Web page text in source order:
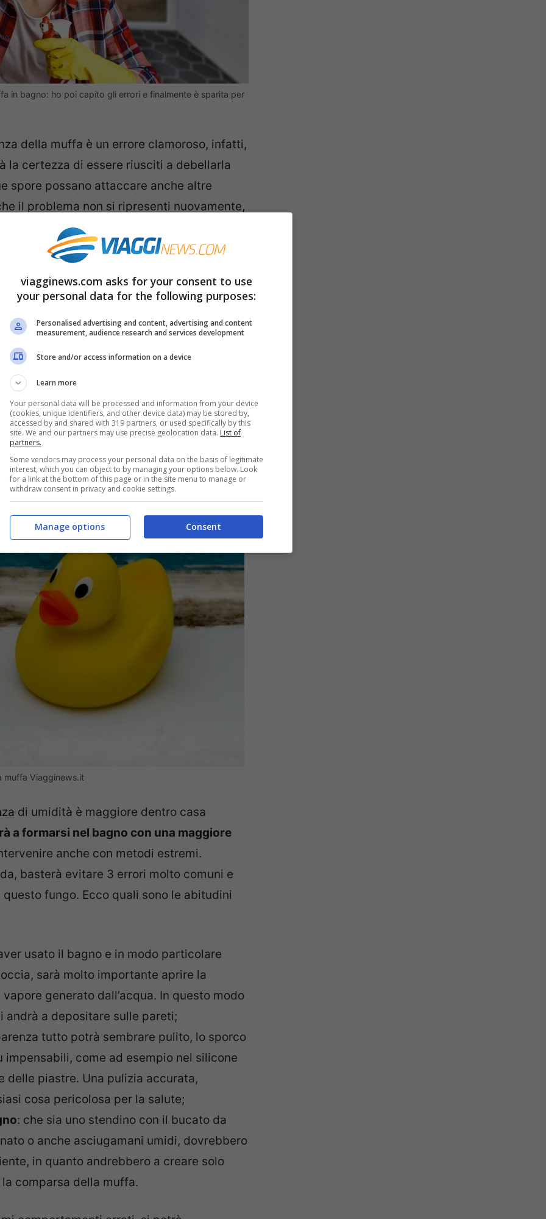
in bagno: ho poi capito gli errori e finalmente è sparita per
della muffa è un errore clamoroso, infatti,
la certezza di essere riusciti a debellarla
spore possano attaccare anche altre
il problema non si ripresenti nuovamente,
errati che contribuiscono alla
non vedere più la muffa
ambienti particolarmente umidi a
Proprio per questo, il bagno è uno dei
questo problema. Fortunatamente,
dei banalissimi errori,
da poco.
muffa Viagginews.it
di umidità è maggiore dentro casa
a formarsi nel bagno con una maggiore
anche con metodi estremi.
basterà evitare 3 errori molto comuni e
fungo. Ecco quali sono le abitudini
usato il bagno e in modo particolare
sarà molto importante aprire la
generato dall’acqua. In questo modo
andrà a depositare sulle pareti;
tutto potrà sembrare pulito, lo sporco
impensabili, come ad esempio nel silicone
delle piastre. Una pulizia accurata,
cosa pericolosa per la salute;
: che sia uno stendino con il bucato da
o anche asciugamani umidi, dovrebbero
in quanto andrebbero a creare solo
comparsa della muffa.
viagginews.com asks for your consent to use
your personal data for the following purposes:
Personalised advertising and content, advertising and content
measurement, audience research and services development
Store and/or access information on a device
Learn more
Your personal data will be processed and information from your device
(cookies, unique identifiers, and other device data) may be stored by,
accessed by and shared with 319 partners, or used specifically by this
site. We and our partners may use precise geolocation data. List of
partners.
Some vendors may process your personal data on the basis of legitimate
interest, which you can object to by managing your options below. Look
for a link at the bottom of this page or in the site menu to manage or
withdraw consent in privacy and cookie settings.
Consent
Manage options